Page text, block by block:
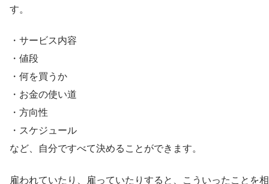
す。
・サービス内容
・値段
・何を買うか
・お金の使い道
・方向性
・スケジュール
など、自分ですべて決めることができます。
雇われていたり、雇っていたりすると、こういったことを相